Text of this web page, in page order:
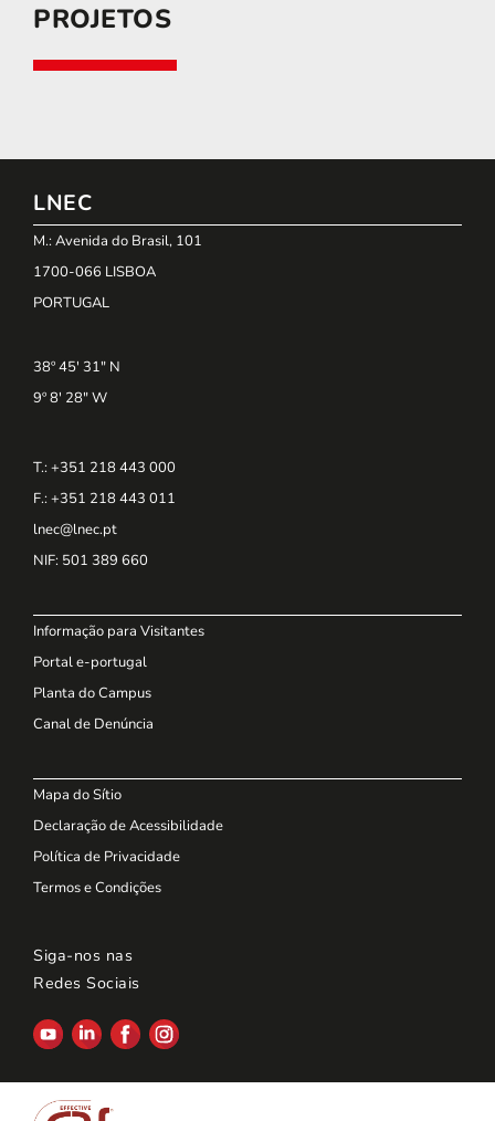
PROJETOS
LNEC
M.: Avenida do Brasil, 101
1700-066 LISBOA
PORTUGAL
38º 45' 31" N
9º 8' 28" W
T.: +351 218 443 000
F.: +351 218 443 011
lnec@lnec.pt
NIF: 501 389 660
Informação para Visitantes
Portal e-portugal
Planta do Campus
Canal de Denúncia
Mapa do Sítio
Declaração de Acessibilidade
Política de Privacidade
Termos e Condições
Siga-nos nas
Redes Sociais